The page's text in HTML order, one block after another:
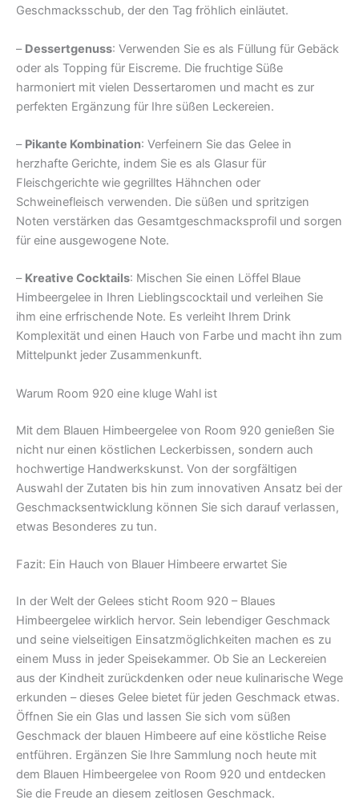
Geschmacksschub, der den Tag fröhlich einläutet.
– Dessertgenuss: Verwenden Sie es als Füllung für Gebäck
oder als Topping für Eiscreme. Die fruchtige Süße
harmoniert mit vielen Dessertaromen und macht es zur
perfekten Ergänzung für Ihre süßen Leckereien.
– Pikante Kombination: Verfeinern Sie das Gelee in
herzhafte Gerichte, indem Sie es als Glasur für
Fleischgerichte wie gegrilltes Hähnchen oder
Schweinefleisch verwenden. Die süßen und spritzigen
Noten verstärken das Gesamtgeschmacksprofil und sorgen
für eine ausgewogene Note.
– Kreative Cocktails: Mischen Sie einen Löffel Blaue
Himbeergelee in Ihren Lieblingscocktail und verleihen Sie
ihm eine erfrischende Note. Es verleiht Ihrem Drink
Komplexität und einen Hauch von Farbe und macht ihn zum
Mittelpunkt jeder Zusammenkunft.
Warum Room 920 eine kluge Wahl ist
Mit dem Blauen Himbeergelee von Room 920 genießen Sie
nicht nur einen köstlichen Leckerbissen, sondern auch
hochwertige Handwerkskunst. Von der sorgfältigen
Auswahl der Zutaten bis hin zum innovativen Ansatz bei der
Geschmacksentwicklung können Sie sich darauf verlassen,
etwas Besonderes zu tun.
Fazit: Ein Hauch von Blauer Himbeere erwartet Sie
In der Welt der Gelees sticht Room 920 – Blaues
Himbeergelee wirklich hervor. Sein lebendiger Geschmack
und seine vielseitigen Einsatzmöglichkeiten machen es zu
einem Muss in jeder Speisekammer. Ob Sie an Leckereien
aus der Kindheit zurückdenken oder neue kulinarische Wege
erkunden – dieses Gelee bietet für jeden Geschmack etwas.
Öffnen Sie ein Glas und lassen Sie sich vom süßen
Geschmack der blauen Himbeere auf eine köstliche Reise
entführen. Ergänzen Sie Ihre Sammlung noch heute mit
dem Blauen Himbeergelee von Room 920 und entdecken
Sie die Freude an diesem zeitlosen Geschmack.